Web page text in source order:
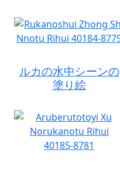
ルカの水中シーンの
塗り絵